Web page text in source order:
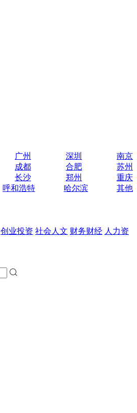
广州 深圳
南京
成都 合肥
苏州
长沙 郑州
重庆
呼和浩特 哈尔滨
其他
创业投资 社会人文 财务财经 人力资